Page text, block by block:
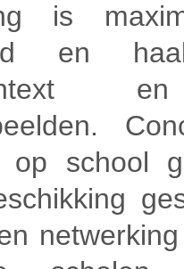
is
en
op school